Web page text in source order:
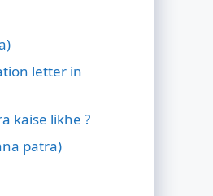
letter in
kaise likhe ?
patra)